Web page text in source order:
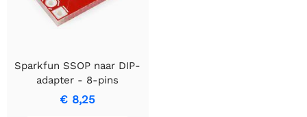
Sparkfun SSOP naar DIP-
adapter - 8-pins
€ 8,25